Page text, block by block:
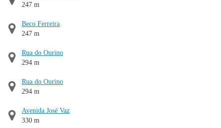
247 m
Beco Ferreira
247 m
Rua do Ourino
294 m
Rua do Ourino
294 m
Avenida José Vaz
330 m